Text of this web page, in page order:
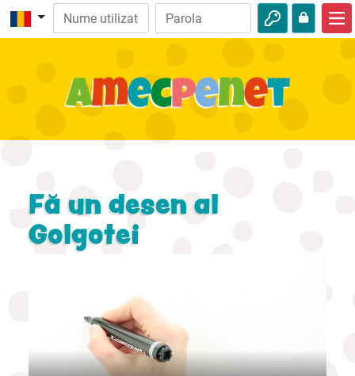
Biblie
Fă un desen al
Golgotei